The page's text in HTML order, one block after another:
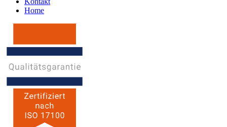
Home